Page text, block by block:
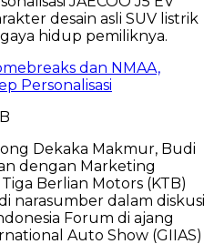
dan NMAA,
Personalisasi